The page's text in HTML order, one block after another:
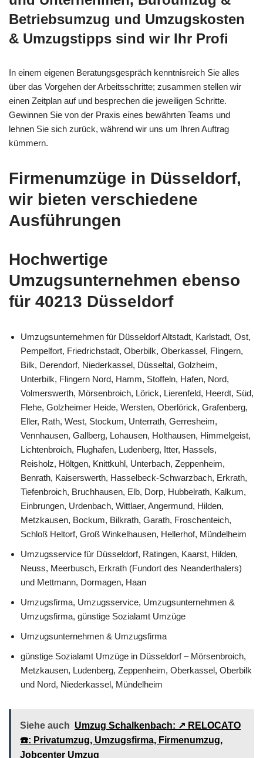
Betriebsumzug und Umzugskosten
& Umzugstipps sind wir Ihr Profi
In einem eigenen Beratungsgespräch kenntnisreich Sie alles
über das Vorgehen der Arbeitsschritte; zusammen stellen wir
einen Zeitplan auf und besprechen die jeweiligen Schritte.
Gewinnen Sie von der Praxis eines bewährten Teams und
lehnen Sie sich zurück, während wir uns um Ihren Auftrag
kümmern.
Firmenumzüge in Düsseldorf,
wir bieten verschiedene
Ausführungen
Hochwertige
Umzugsunternehmen ebenso
für 40213 Düsseldorf
Umzugsunternehmen für Düsseldorf Altstadt, Karlstadt, Ost,
Pempelfort, Friedrichstadt, Oberbilk, Oberkassel, Flingern,
Bilk, Derendorf, Niederkassel, Düsseltal, Golzheim,
Unterbilk, Flingern Nord, Hamm, Stoffeln, Hafen, Nord,
Volmerswerth, Mörsenbroich, Lörick, Lierenfeld, Heerdt, Süd,
Flehe, Golzheimer Heide, Wersten, Oberlörick, Grafenberg,
Eller, Rath, West, Stockum, Unterrath, Gerresheim,
Vennhausen, Gallberg, Lohausen, Holthausen, Himmelgeist,
Lichtenbroich, Flughafen, Ludenberg, Itter, Hassels,
Reisholz, Höltgen, Knittkuhl, Unterbach, Zeppenheim,
Benrath, Kaiserswerth, Hasselbeck-Schwarzbach, Erkrath,
Tiefenbroich, Bruchhausen, Elb, Dorp, Hubbelrath, Kalkum,
Einbrungen, Urdenbach, Wittlaer, Angermund, Hilden,
Metzkausen, Bockum, Bilkrath, Garath, Froschenteich,
Schloß Heltorf, Groß Winkelhausen, Hellerhof, Mündelheim
Umzugsservice für Düsseldorf, Ratingen, Kaarst, Hilden,
Neuss, Meerbusch, Erkrath (Fundort des Neanderthalers)
und Mettmann, Dormagen, Haan
Umzugsfirma, Umzugsservice, Umzugsunternehmen &
Umzugsfirma, günstige Sozialamt Umzüge
Umzugsunternehmen & Umzugsfirma
günstige Sozialamt Umzüge in Düsseldorf – Mörsenbroich,
Metzkausen, Ludenberg, Zeppenheim, Oberkassel, Oberbilk
und Nord, Niederkassel, Mündelheim
Siehe auch Umzug Schalkenbach: ↗️ RELOCATO
☎️: Privatumzug, Umzugsfirma, Firmenumzug,
Jobcenter Umzug